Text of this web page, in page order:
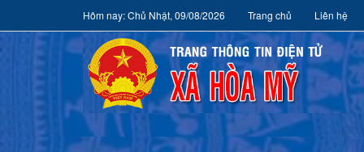
Hôm nay: Chủ Nhật, 09/08/2026 Trang chủ Liên hệ